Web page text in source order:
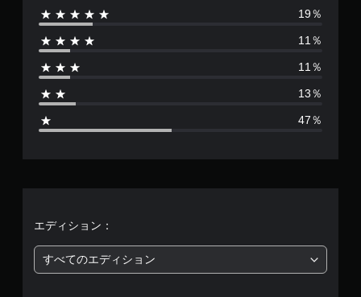
数
は
1
均
19％
11％
11％
13％
47％
エディション：
すべてのエディション